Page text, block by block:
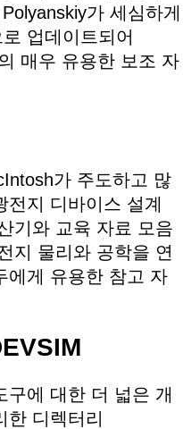
가 세심하게
업데이트되어
매우 유용한 보조 자
가 주도하고 많
전지 디바이스 설계
기와 교육 자료 모음
지 물리와 공학을 연
에게 유용한 참고 자
구에 대한 더 넓은 개
한 디렉터리